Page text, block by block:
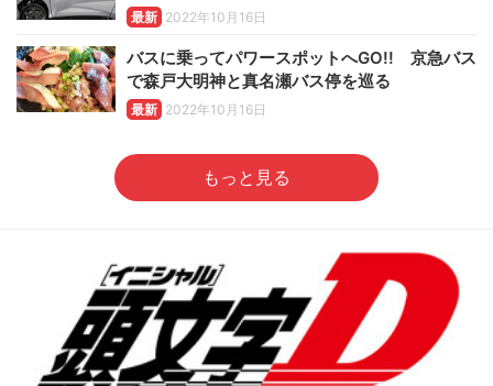
最新 2022年10月16日
バスに乗ってパワースポットへGO!! 京急バス
で森戸大明神と真名瀬バス停を巡る
最新 2022年10月16日
もっと見る